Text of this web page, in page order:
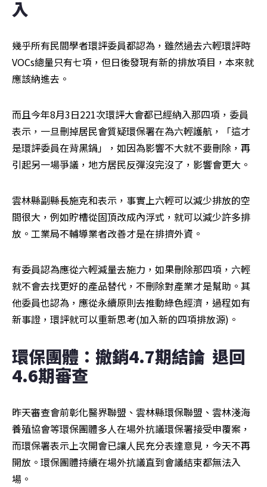
入
幾乎所有民間學者環評委員都認為，雖然過去六輕環評時
VOCs總量只有七項，但日後發現有新的排放項目，本來就
應該納進去。
而且今年8月3日221次環評大會都已經納入那四項，委員
表示，一旦刪掉居民會質疑環保署在為六輕護航，「這才
是環評委員在背黑鍋」，如因為影響不大就不要刪除，再
引起另一場爭議，地方居民反彈沒完沒了，影響會更大。
雲林縣副縣長施克和表示，事實上六輕可以減少排放的空
間很大，例如貯槽從固頂改成內浮式，就可以減少許多排
放。工業局不輔導業者改善才是在排擠外資。
有委員認為應從六輕減量去施力，如果刪除那四項，六輕
就不會去找更好的產品替代，不刪除對產業才是幫助。其
他委員也認為，應從永續原則去推動綠色經濟，過程如有
新事證，環評就可以重新思考(加入新的四項排放源)。
環保團體：撤銷4.7期結論  退回
4.6期審查
昨天審查會前彰化醫界聯盟、雲林縣環保聯盟、雲林淺海
養殖協會等環保團體多人在場外抗議環保署接受申覆案，
而環保署表示上次開會已讓人民充分表達意見，今天不再
開放。環保團體持續在場外抗議直到會議結束都無法入
場。